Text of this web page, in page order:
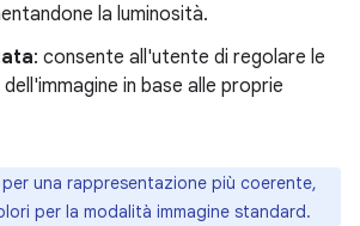
la luminosità.
: consente all'utente di regolare le
in base alle proprie
per una rappresentazione più coerente,
per la modalità immagine standard.